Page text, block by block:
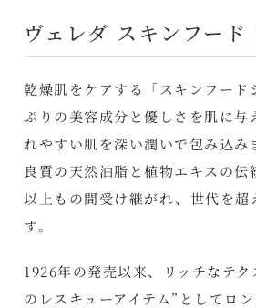
ヴェレダ スキンフード
乾燥肌をケアする「スキンフード
ぷりの美容成分と優しさを肌に与
れやすい肌を深い潤いで包み込み
良質の天然油脂と植物エキスの伝
以上もの間受け継がれ、世代を超
す。
1926年の発売以来、リッチなテ
のレスキューアイテム”としてロ